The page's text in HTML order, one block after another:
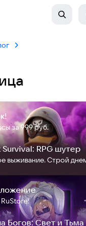
за 999 руб.
Survival: RPG шутер
Богов: Свет и Тьма